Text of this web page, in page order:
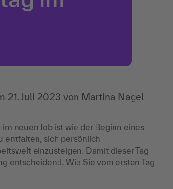
21. Juli 2023 von Martina Nagel
neuen Job ist wie der Beginn eines
entfalten, sich persönlich
einzusteigen. Damit dieser Tag
entscheidend. Wie Sie vom ersten Tag